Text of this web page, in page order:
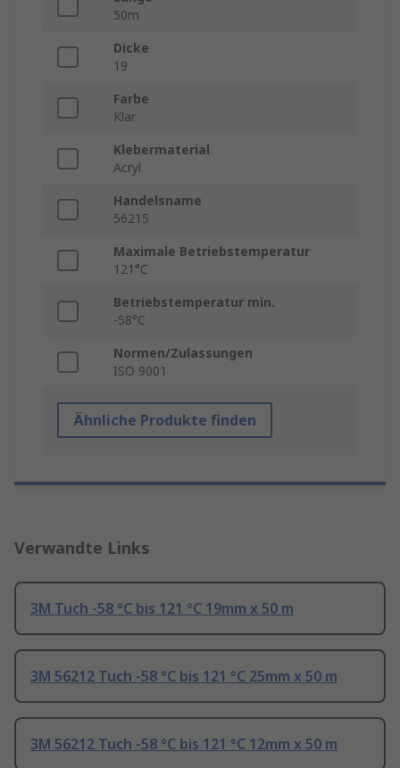
50m
Dicke
19
Farbe
Klar
Klebermaterial
Acryl
Handelsname
56215
Maximale Betriebstemperatur
121°C
Betriebstemperatur min.
-58°C
Normen/Zulassungen
ISO 9001
Ähnliche Produkte finden
Verwandte Links
3M Tuch -58 °C bis 121 °C 19mm x 50 m
3M 56212 Tuch -58 °C bis 121 °C 25mm x 50 m
3M 56212 Tuch -58 °C bis 121 °C 12mm x 50 m